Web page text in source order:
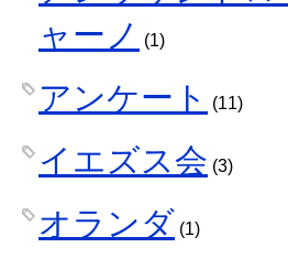
ャーノ
(1)
アンケート (11)
イエズス会 (3)
オランダ (1)